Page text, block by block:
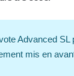
Advanced
mis en